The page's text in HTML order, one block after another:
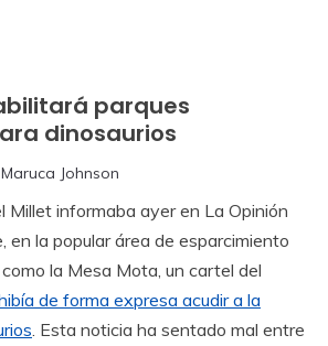
parques
dinosaurios
Maruca Johnson
Millet informaba ayer en La Opinión
en la popular área de esparcimiento
la Mesa Mota, un cartel del
de forma expresa acudir a la
. Esta noticia ha sentado mal entre